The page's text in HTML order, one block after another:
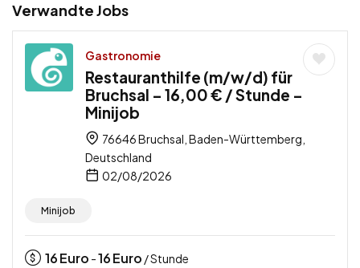
Verwandte Jobs
Gastronomie
Restauranthilfe (m/w/d) für
Bruchsal – 16,00 € / Stunde –
Minijob
76646 Bruchsal, Baden-Württemberg,
Deutschland
02/08/2026
Minijob
16Euro -16Euro / Stunde